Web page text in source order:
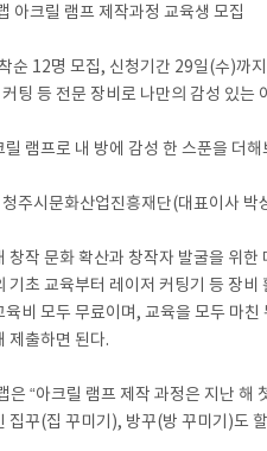
아크릴 램프 제작과정 교육생 모집
순 12명 모집, 신청기간 29일(수)까지
팅 등 전문 장비로 나만의 감성 있는
릴 램프로 내 방에 감성 한 스푼을 더해
주시문화산업진흥재단(대표이사
창작 문화 확산과 창작자 발굴을 위
기초 교육부터 레이저 커팅기 등
육비 모두 무료이며, 교육을 모두 마
제출하면 된다.
은 “아크릴 램프 제작 과정은 지난 해
집꾸(집 꾸미기), 방꾸(방 꾸미기)도